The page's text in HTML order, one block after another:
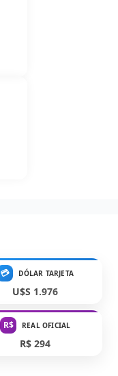
💳 DÓLAR TARJETA
U$S 1.976
R$ REAL OFICIAL
R$ 294